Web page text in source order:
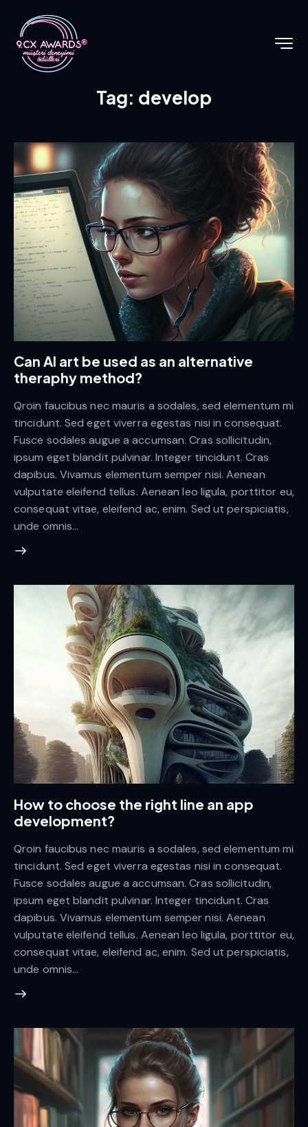
Tag: develop
Can AI art be used as an alternative
theraphy method?
Qroin faucibus nec mauris a sodales, sed elementum mi
tincidunt. Sed eget viverra egestas nisi in consequat.
Fusce sodales augue a accumsan. Cras sollicitudin,
ipsum eget blandit pulvinar. Integer tincidunt. Cras
dapibus. Vivamus elementum semper nisi. Aenean
vulputate eleifend tellus. Aenean leo ligula, porttitor eu,
consequat vitae, eleifend ac, enim. Sed ut perspiciatis,
unde omnis…
How to choose the right line an app
development?
Qroin faucibus nec mauris a sodales, sed elementum mi
tincidunt. Sed eget viverra egestas nisi in consequat.
Fusce sodales augue a accumsan. Cras sollicitudin,
ipsum eget blandit pulvinar. Integer tincidunt. Cras
dapibus. Vivamus elementum semper nisi. Aenean
vulputate eleifend tellus. Aenean leo ligula, porttitor eu,
consequat vitae, eleifend ac, enim. Sed ut perspiciatis,
unde omnis…